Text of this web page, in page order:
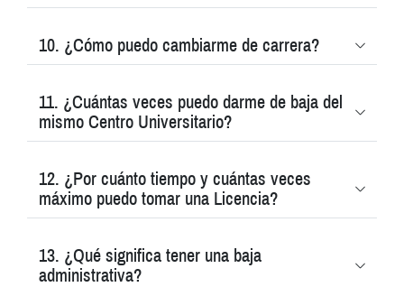
10. ¿Cómo puedo cambiarme de carrera?
11. ¿Cuántas veces puedo darme de baja del
mismo Centro Universitario?
12. ¿Por cuánto tiempo y cuántas veces
máximo puedo tomar una Licencia?
13. ¿Qué significa tener una baja
administrativa?